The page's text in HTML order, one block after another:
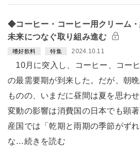
◆コーヒー・コーヒー用クリーム
未来につなぐ取り組み進む
嗜好飲料 特集 2024.10.11
10月に突入し、コーヒー、コー
の最需要期が到来した。だが、朝
ものの、いまだに昼間は夏を思わ
変動の影響は消費国の日本でも顕
産国では「乾期と雨期の季節がず
な…続きを読む